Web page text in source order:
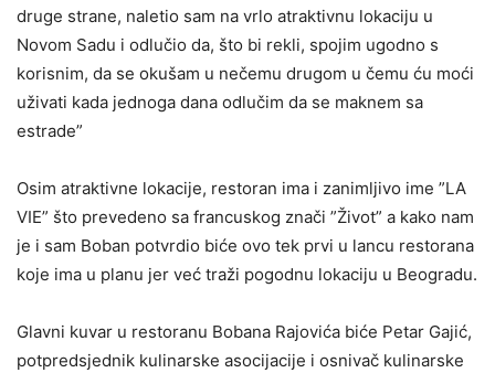
druge strane, naletio sam na vrlo atraktivnu lokaciju u
Novom Sadu i odlučio da, što bi rekli, spojim ugodno s
korisnim, da se okušam u nečemu drugom u čemu ću moći
uživati kada jednoga dana odlučim da se maknem sa
estrade”
Osim atraktivne lokacije, restoran ima i zanimljivo ime ”LA
VIE” što prevedeno sa francuskog znači ”Život” a kako nam
je i sam Boban potvrdio biće ovo tek prvi u lancu restorana
koje ima u planu jer već traži pogodnu lokaciju u Beogradu.
Glavni kuvar u restoranu Bobana Rajovića biće Petar Gajić,
potpredsjednik kulinarske asocijacije i osnivač kulinarske